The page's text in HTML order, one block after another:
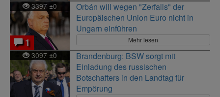
3397 ±0
1
Orbán will wegen "Zerfalls" der
Europäischen Union Euro nicht in
Ungarn einführen
Mehr lesen
3097 ±0
Brandenburg: BSW sorgt mit
Einladung des russischen
Botschafters in den Landtag für
Empörung